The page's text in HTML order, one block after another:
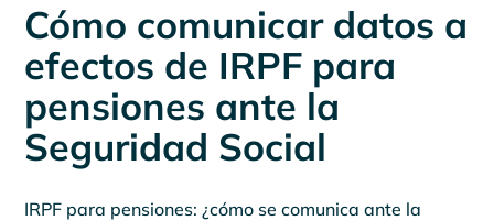
Cómo comunicar datos a
efectos de IRPF para
pensiones ante la
Seguridad Social
IRPF para pensiones: ¿cómo se comunica ante la